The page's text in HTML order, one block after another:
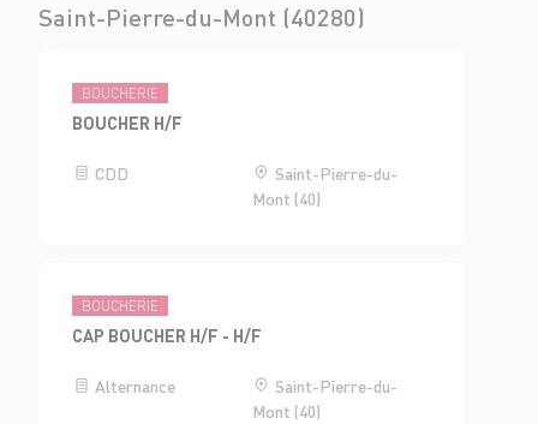
Saint-Pierre-du-Mont (40280)
BOUCHERIE
BOUCHER H/F
CDD
Saint-Pierre-du-
Mont (40)
BOUCHERIE
CAP BOUCHER H/F - H/F
Alternance
Saint-Pierre-du-
Mont (40)